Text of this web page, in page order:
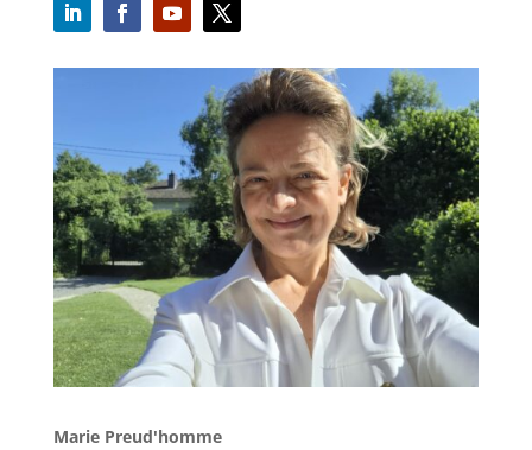
Marie Preud'homme